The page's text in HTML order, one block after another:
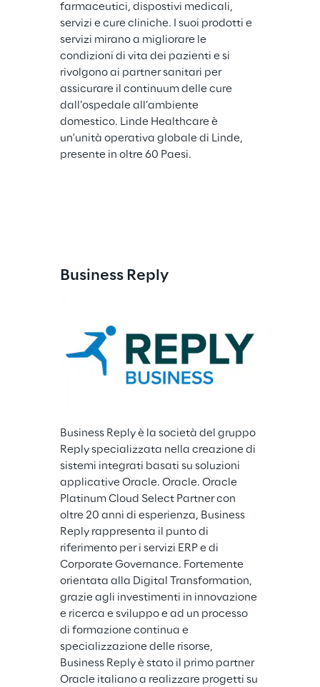
farmaceutici, dispostivi medicali,
servizi e cure cliniche. I suoi prodotti e
servizi mirano a migliorare le
condizioni di vita dei pazienti e si
rivolgono ai partner sanitari per
assicurare il continuum delle cure
dall’ospedale all’ambiente
domestico. Linde Healthcare è
un'unità operativa globale di Linde,
presente in oltre 60 Paesi.
Business Reply
Business Reply è la società del gruppo
Reply specializzata nella creazione di
sistemi integrati basati su soluzioni
applicative Oracle. Oracle. Oracle
Platinum Cloud Select Partner con
oltre 20 anni di esperienza, Business
Reply rappresenta il punto di
riferimento per i servizi ERP e di
Corporate Governance. Fortemente
orientata alla Digital Transformation,
grazie agli investimenti in innovazione
e ricerca e sviluppo e ad un processo
di formazione continua e
specializzazione delle risorse,
Business Reply è stato il primo partner
Oracle italiano a realizzare progetti su